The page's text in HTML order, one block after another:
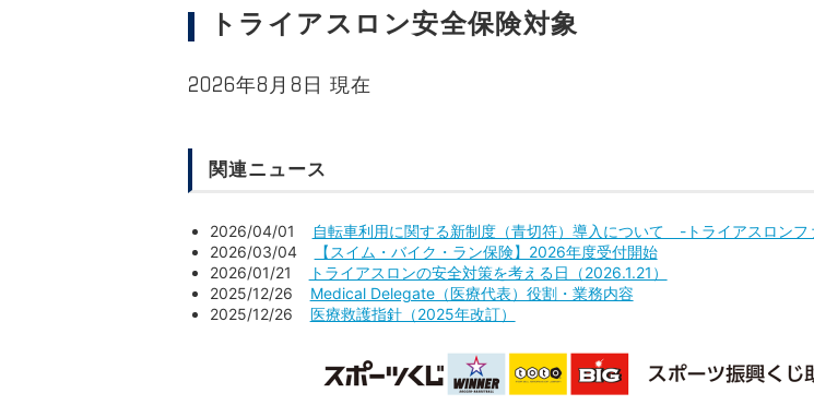
トライアスロン安全保険対象
2026年8月8日 現在
関連ニュース
2026/04/01
自転車利用に関する新制度（青切符）導入について -トライアスロンフ
2026/03/04
【スイム・バイク・ラン保険】2026年度受付開始
2026/01/21
トライアスロンの安全対策を考える日（2026.1.21）
2025/12/26
Medical Delegate（医療代表）役割・業務内容
2025/12/26
医療救護指針（2025年改訂）